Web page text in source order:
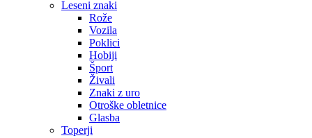
Leseni znaki
Rože
Vozila
Poklici
Hobiji
Šport
Živali
Znaki z uro
Otroške obletnice
Glasba
Toperji